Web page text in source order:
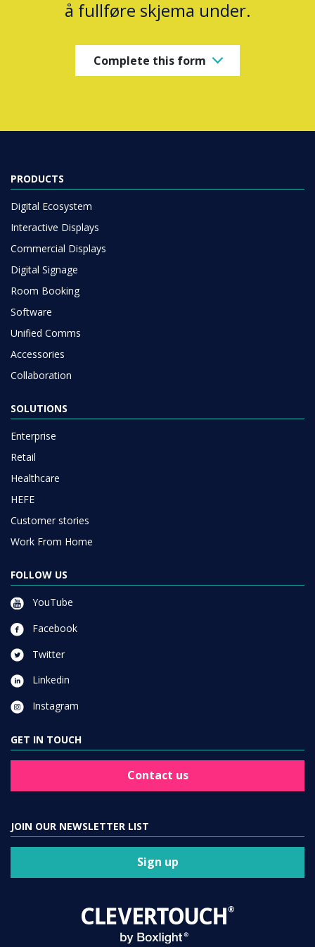
å fullføre skjema under.
Complete this form
PRODUCTS
Digital Ecosystem
Interactive Displays
Commercial Displays
Digital Signage
Room Booking
Software
Unified Comms
Accessories
Collaboration
SOLUTIONS
Enterprise
Retail
Healthcare
HEFE
Customer stories
Work From Home
FOLLOW US
YouTube
Facebook
Twitter
Linkedin
Instagram
GET IN TOUCH
Contact us
JOIN OUR NEWSLETTER LIST
Sign up